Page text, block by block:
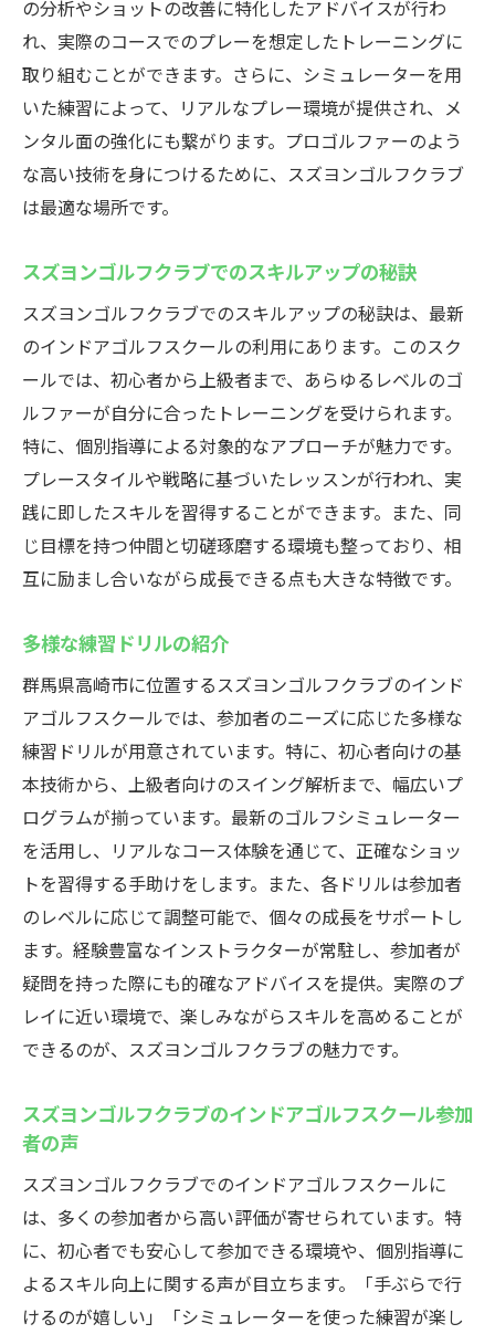
の分析やショットの改善に特化したアドバイスが行わ
れ、実際のコースでのプレーを想定したトレーニングに
取り組むことができます。さらに、シミュレーターを用
いた練習によって、リアルなプレー環境が提供され、メ
ンタル面の強化にも繋がります。プロゴルファーのよう
な高い技術を身につけるために、スズヨンゴルフクラブ
は最適な場所です。
スズヨンゴルフクラブでのスキルアップの秘訣
スズヨンゴルフクラブでのスキルアップの秘訣は、最新
のインドアゴルフスクールの利用にあります。このスク
ールでは、初心者から上級者まで、あらゆるレベルのゴ
ルファーが自分に合ったトレーニングを受けられます。
特に、個別指導による対象的なアプローチが魅力です。
プレースタイルや戦略に基づいたレッスンが行われ、実
践に即したスキルを習得することができます。また、同
じ目標を持つ仲間と切磋琢磨する環境も整っており、相
互に励まし合いながら成長できる点も大きな特徴です。
多様な練習ドリルの紹介
群馬県高崎市に位置するスズヨンゴルフクラブのインド
アゴルフスクールでは、参加者のニーズに応じた多様な
練習ドリルが用意されています。特に、初心者向けの基
本技術から、上級者向けのスイング解析まで、幅広いプ
ログラムが揃っています。最新のゴルフシミュレーター
を活用し、リアルなコース体験を通じて、正確なショッ
トを習得する手助けをします。また、各ドリルは参加者
のレベルに応じて調整可能で、個々の成長をサポートし
ます。経験豊富なインストラクターが常駐し、参加者が
疑問を持った際にも的確なアドバイスを提供。実際のプ
レイに近い環境で、楽しみながらスキルを高めることが
できるのが、スズヨンゴルフクラブの魅力です。
スズヨンゴルフクラブのインドアゴルフスクール参加
者の声
スズヨンゴルフクラブでのインドアゴルフスクールに
は、多くの参加者から高い評価が寄せられています。特
に、初心者でも安心して参加できる環境や、個別指導に
よるスキル向上に関する声が目立ちます。「手ぶらで行
けるのが嬉しい」「シミュレーターを使った練習が楽し